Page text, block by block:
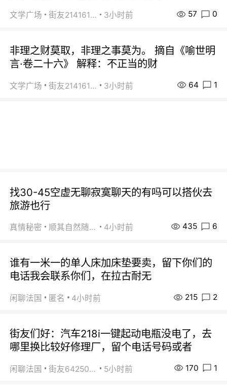
文学广场 街友21416156 3小时前 57 0
非理之财莫取，非理之事莫为。 摘自《喻世明
言·卷二十六》 解释：不正当的财
文学广场 街友21416156 3小时前 64 1
找30-45空虚无聊寂寞聊天的有吗可以搭伙去
旅游也行
真情秘密 顺其自然随缘 4小时前 435 6
谁有一米一的单人床加床垫要卖，留下你们的
电话我会联系你们，在拉古耐无
闲聊法国 匿名 4小时前 215 2
街友们好：汽车218i一键起动电瓶没电了，去
哪里换比较好修理厂，留个电话号码或者
闲聊法国 街友64250024 5小时前 170 1